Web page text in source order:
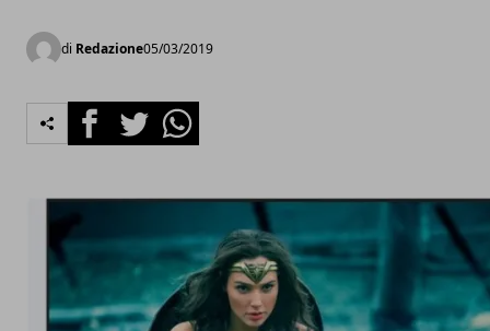
di Redazione05/03/2019
FacebookTwitterWhatsapp